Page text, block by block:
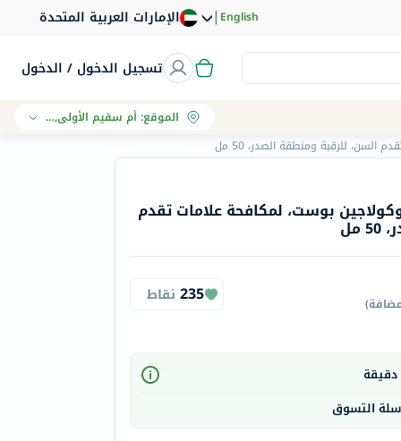
الإمارات العربية المتحدة |English
تسجيل الدخول / الدخول
الموقع:أم سقيم الأولى, دبي
للرقبة ومنطقة الصدر، 50 مل
بوست، لمكافحة علامات تقدم
مل
)
235 نقاط
سلة التسوق